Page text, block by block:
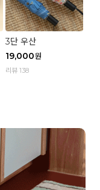
3단 우산
19,000원
리뷰 138